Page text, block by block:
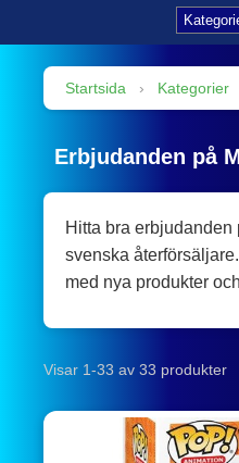
Startsida › Kategorier
Erbjudanden på
Hitta bra erbjudanden
svenska
med nya produkter
Visar 1-33 av 33 produkter